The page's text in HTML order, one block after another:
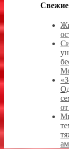
Свежие